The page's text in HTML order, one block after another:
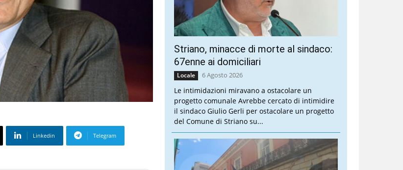
Linkedin Telegram
Striano, minacce di morte al sindaco:
67enne ai domiciliari
Locale 6 Agosto 2026
Le intimidazioni miravano a ostacolare un
progetto comunale Avrebbe cercato di intimidire
il sindaco Giulio Gerli per ostacolare un progetto
del Comune di Striano su...